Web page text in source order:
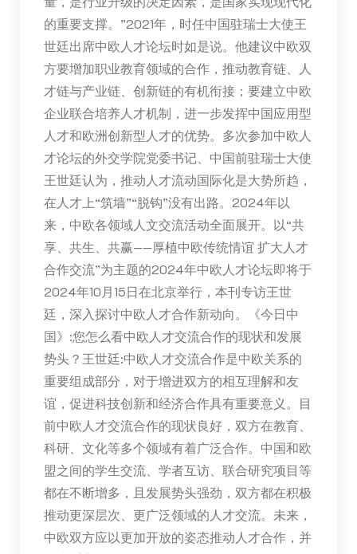
的重要支撑。”2021年，时任中国驻瑞士大使王
世廷出席中欧人才论坛时如是说。他建议中欧双
方要增加职业教育领域的合作，推动教育链、人
才链与产业链、创新链的有机衔接；要建立中欧
企业联合培养人才机制，进一步发挥中国应用型
人才和欧洲创新型人才的优势。多次参加中欧人
才论坛的外交学院党委书记、中国前驻瑞士大使
王世廷认为，推动人才流动国际化是大势所趋，
在人才上“筑墙”“脱钩”没有出路。2024年以
来，中欧各领域人文交流活动全面展开。以“共
享、共生、共赢——厚植中欧传统情谊 扩大人才
合作交流”为主题的2024年中欧人才论坛即将于
2024年10月15日在北京举行，本刊专访王世
廷，深入探讨中欧人才合作新动向。《今日中
国》:您怎么看中欧人才交流合作的现状和发展
势头？王世廷:中欧人才交流合作是中欧关系的
重要组成部分，对于增进双方的相互理解和友
谊，促进科技创新和经济合作具有重要意义。目
前中欧人才交流合作的现状良好，双方在教育、
科研、文化等多个领域有着广泛合作。中国和欧
盟之间的学生交流、学者互访、联合研究项目等
都在不断增多，且发展势头强劲，双方都在积极
推动更深层次、更广泛领域的人才交流。未来，
中欧双方应以更加开放的姿态推动人才合作，并